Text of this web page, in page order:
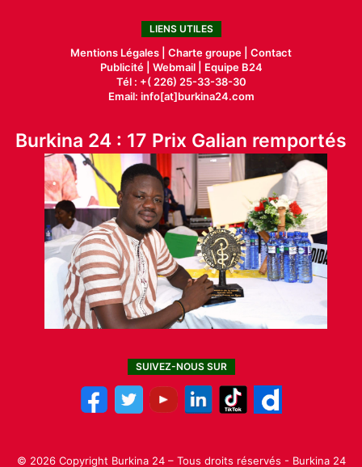
LIENS UTILES
Mentions Légales | Charte groupe | Contact
Publicité| Webmail |
Equipe B24
Tél : +( 226) 25-33-38-30
Email: info[at]burkina24.com
Burkina 24 : 17 Prix Galian remportés
SUIVEZ-NOUS SUR
© 2026 Copyright Burkina 24 – Tous droits réservés - Burkina 24